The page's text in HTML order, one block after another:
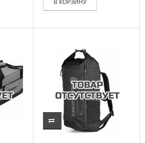
В КОРЗИНУ